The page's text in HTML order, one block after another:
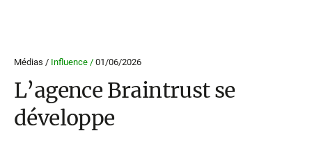
Médias / Influence / 01/06/2026
L’agence Braintrust se
développe